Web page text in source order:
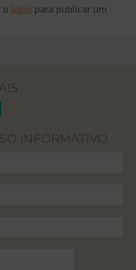
o login para publicar um
INFORMATIVO